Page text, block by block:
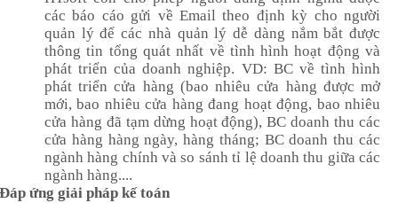
các báo cáo gửi về Email theo định kỳ chongười
quản lýđể các nhà quản lý dễ dàng nắm bắt được
thông tin tổng quát nhất về tình hình hoạt động và
phát triển của doanh nghiệp. VD: BC về tình hình
phát triển cửa hàng (bao nhiêu cửa hàng được mở
mới, bao nhiêu cửa hàng đang hoạt động, bao nhiêu
cửa hàng đã tạm dừng hoạt động), BC doanh thu các
cửa hàng hàng ngày, hàng tháng; BC doanh thu các
ngành hàng chínhvà so sánh tỉ lệ doanh thu giữa các
ngành hàng....
Đáp ứng giải pháp kế toán